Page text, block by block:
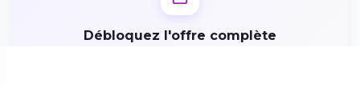
Débloquez l'offre complète